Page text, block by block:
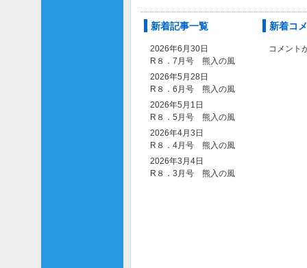
新着記事一覧
2026年6月30日
R８．7月号 熊入の風
2026年5月28日
R８．6月号 熊入の風
2026年5月1日
R８．5月号 熊入の風
2026年4月3日
R８．4月号 熊入の風
2026年3月4日
R８．3月号 熊入の風
新着コ
コメント